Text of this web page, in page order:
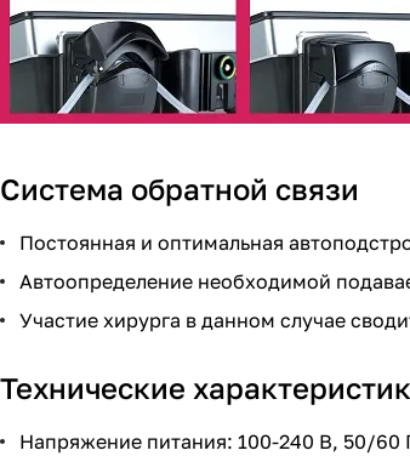
Система обратной связи
Постоянная и оптимальная
Автоопределение необходимой
Участие хирурга в данном случае
Технические
Напряжение питания: 100-240 В, 50/60